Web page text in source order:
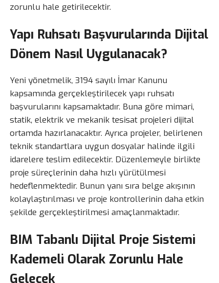
zorunlu hale getirilecektir.
Yapı Ruhsatı Başvurularında Dijital
Dönem Nasıl Uygulanacak?
Yeni yönetmelik, 3194 sayılı İmar Kanunu
kapsamında gerçekleştirilecek yapı ruhsatı
başvurularını kapsamaktadır. Buna göre mimari,
statik, elektrik ve mekanik tesisat projeleri dijital
ortamda hazırlanacaktır. Ayrıca projeler, belirlenen
teknik standartlara uygun dosyalar halinde ilgili
idarelere teslim edilecektir. Düzenlemeyle birlikte
proje süreçlerinin daha hızlı yürütülmesi
hedeflenmektedir. Bunun yanı sıra belge akışının
kolaylaştırılması ve proje kontrollerinin daha etkin
şekilde gerçekleştirilmesi amaçlanmaktadır.
BIM Tabanlı Dijital Proje Sistemi
Kademeli Olarak Zorunlu Hale
Gelecek